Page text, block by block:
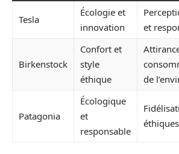
Tesla
Écologie et
innovation
et
Birkenstock
Confort et
style
éthique
de
Patagonia
Écologique
et
responsable
éthiques